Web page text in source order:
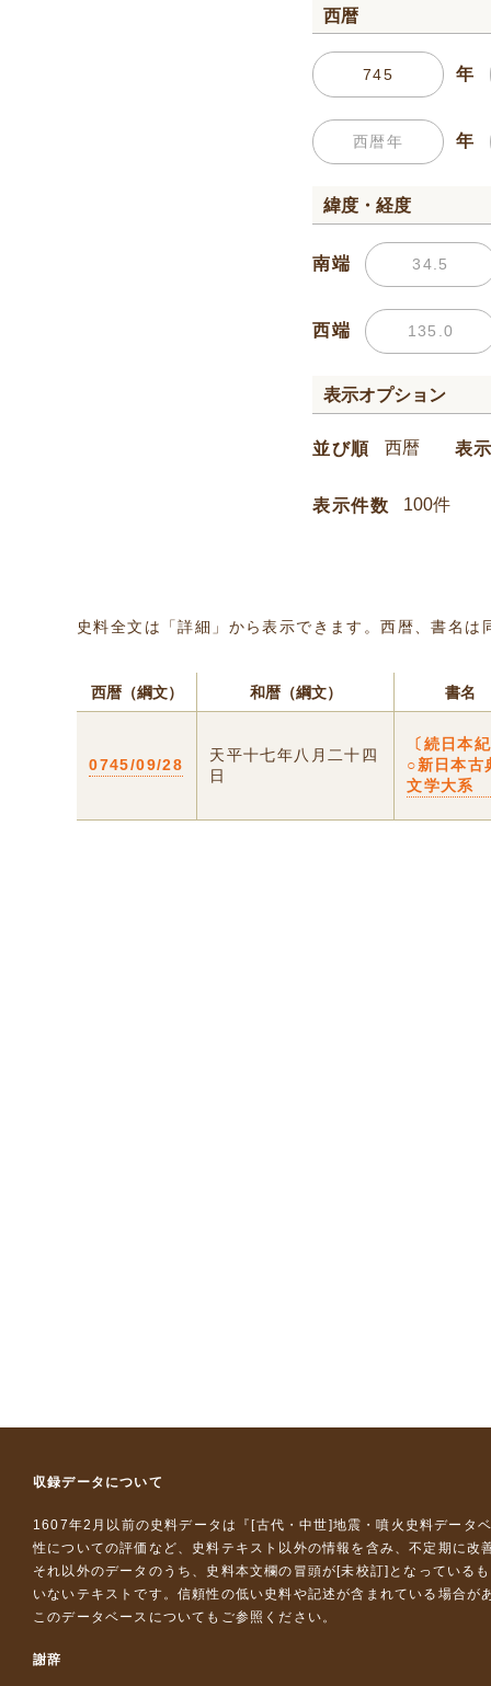
西暦
年
年
緯度・経度
南端
西端
表示オプション
並び順 表
表示件数
史料全文は「詳細」から表示できます。西暦、書名
西暦（綱文） 和暦（綱文） 書名
0745/09/28
天平十七年八月二十四
日
〔続日本
○新日本古
文学大系
収録データについて
1607年2月以前の史料データは『 [古代・中世]地震・噴火史料データ
性についての評価など、史料テキスト以外の情報を含み、不定期に改
それ以外のデータのうち、史料本文欄の冒頭が[未校訂]となっている
いないテキストです。信頼性の低い史料や記述が含まれている場合が
このデータベースについて もご参照ください。
謝辞